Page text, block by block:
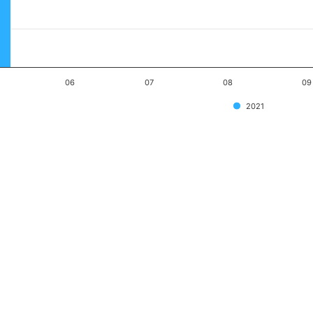
2021
06 07 08 09